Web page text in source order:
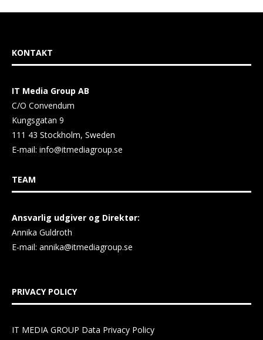
KONTAKT
IT Media Group AB
C/O Convendum
Kungsgatan 9
111 43 Stockholm, Sweden
E-mail: info@itmediagroup.se
TEAM
Ansvarlig udgiver og Direktør:
Annika Guldroth
E-mail: annika@itmediagroup.se
PRIVACY POLICY
IT MEDIA GROUP Data Privacy Policy